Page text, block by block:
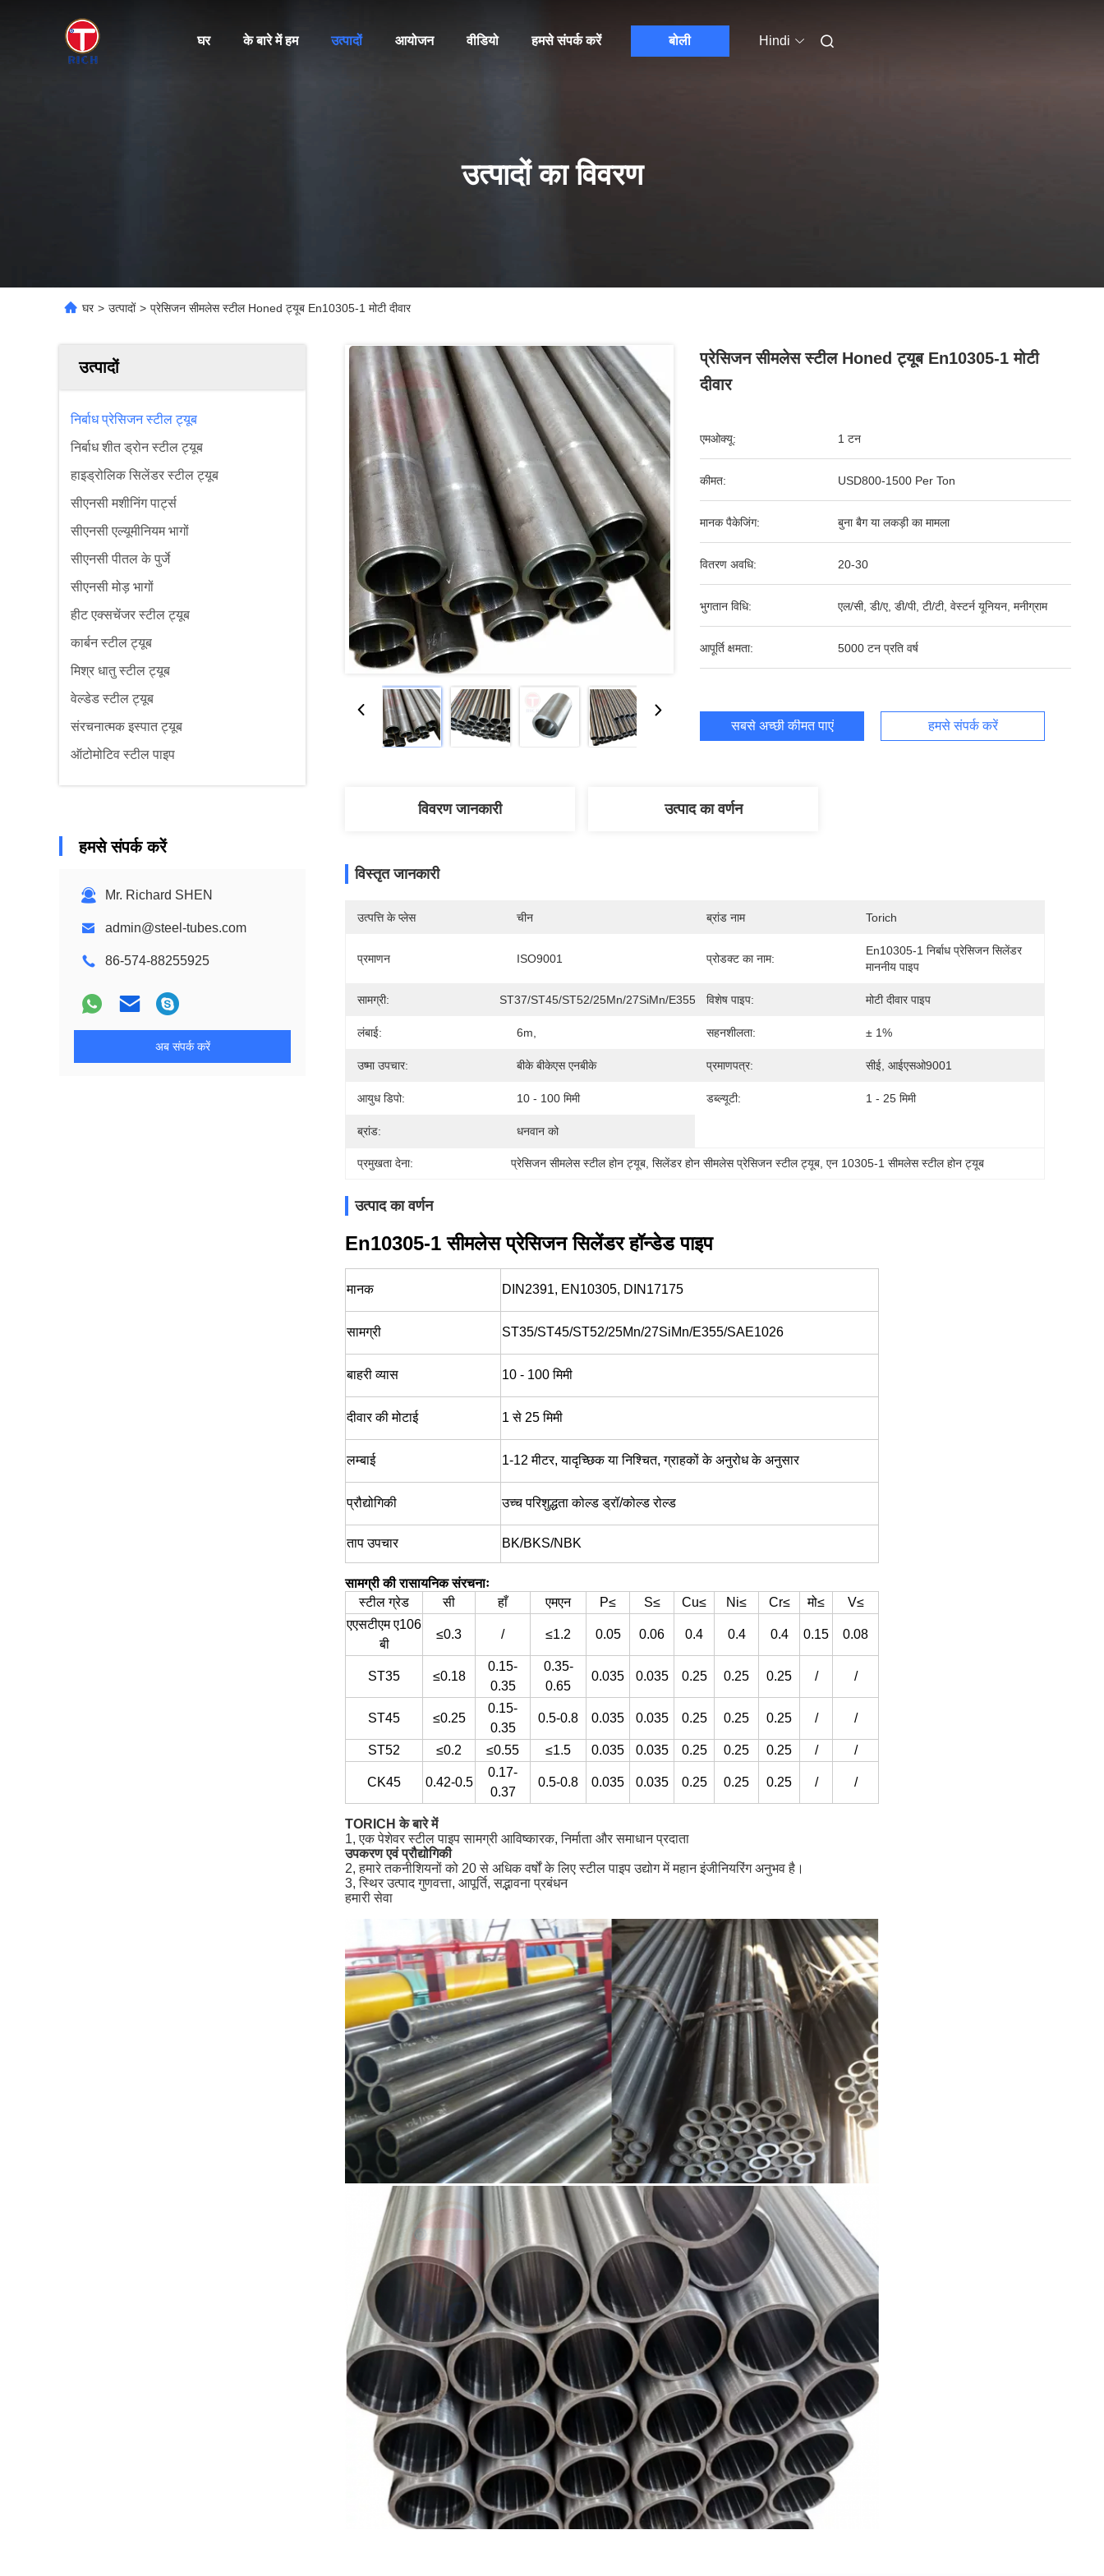
घर के बारे में हम उत्पादों आयोजन वीडियो हमसे संपर्क करें बोली Hindi
उत्पादों का विवरण
घर > उत्पादों > प्रेसिजन सीमलेस स्टील Honed ट्यूब En10305-1 मोटी दीवार
उत्पादों
निर्बाध प्रेसिजन स्टील ट्यूब
निर्बाध शीत ड्रोन स्टील ट्यूब
हाइड्रोलिक सिलेंडर स्टील ट्यूब
सीएनसी मशीनिंग पार्ट्स
सीएनसी एल्यूमीनियम भागों
सीएनसी पीतल के पुर्जे
सीएनसी मोड़ भागों
हीट एक्सचेंजर स्टील ट्यूब
कार्बन स्टील ट्यूब
मिश्र धातु स्टील ट्यूब
वेल्डेड स्टील ट्यूब
संरचनात्मक इस्पात ट्यूब
ऑटोमोटिव स्टील पाइप
हमसे संपर्क करें
Mr. Richard SHEN
admin@steel-tubes.com
86-574-88255925
अब संपर्क करें
प्रेसिजन सीमलेस स्टील Honed ट्यूब En10305-1 मोटी
दीवार
एमओक्यू: 1 टन
कीमत: USD800-1500 Per Ton
मानक पैकेजिंग: बुना बैग या लकड़ी का मामला
वितरण अवधि: 20-30
भुगतान विधि: एल/सी, डी/ए, डी/पी, टी/टी, वेस्टर्न यूनियन, मनीग्राम
आपूर्ति क्षमता: 5000 टन प्रति वर्ष
सबसे अच्छी कीमत पाएं हमसे संपर्क करें
विवरण जानकारी उत्पाद का वर्णन
विस्तृत जानकारी
उत्पत्ति के प्लेस चीन ब्रांड नाम Torich
प्रमाणन ISO9001 प्रोडक्ट का नाम:
En10305-1 निर्बाध प्रेसिजन सिलेंडर
माननीय पाइप
सामग्री: ST37/ST45/ST52/25Mn/27SiMn/E355/SAE1026
विशेष पाइप: मोटी दीवार पाइप
लंबाई: 6m, सहनशीलता: ± 1%
उष्मा उपचार: बीके बीकेएस एनबीके प्रमाणपत्र: सीई, आईएसओ9001
आयुध डिपो: 10 - 100 मिमी डब्ल्यूटी: 1 - 25 मिमी
ब्रांड: धनवान को
प्रमुखता देना: प्रेसिजन सीमलेस स्टील होन ट्यूब , सिलेंडर होन सीमलेस प्रेसिजन स्टील ट्यूब , एन 10305-1 सीमलेस स्टील होन ट्यूब
उत्पाद का वर्णन
En10305-1 सीमलेस प्रेसिजन सिलेंडर हॉन्डेड पाइप
मानक DIN2391, EN10305, DIN17175
सामग्री ST35/ST45/ST52/25Mn/27SiMn/E355/SAE1026
बाहरी व्यास 10 - 100 मिमी
दीवार की मोटाई 1 से 25 मिमी
लम्बाई 1-12 मीटर, यादृच्छिक या निश्चित, ग्राहकों के अनुरोध के अनुसार
प्रौद्योगिकी उच्च परिशुद्धता कोल्ड ड्रॉ/कोल्ड रोल्ड
ताप उपचार BK/BKS/NBK
सामग्री की रासायनिक संरचनाः
स्टील ग्रेड
सी हाँ एमएन P≤ S≤ Cu≤ Ni≤ Cr≤ मो≤
V≤
एएसटीएम ए106
बी
≤0.3 / ≤1.2 0.05 0.06 0.4 0.4 0.4 0.15 0.08
ST35 ≤0.18
0.15-
0.35
0.35-
0.65
0.035 0.035 0.25 0.25 0.25 / /
ST45 ≤0.25
0.15-
0.35
0.5-0.8 0.035 0.035 0.25 0.25 0.25 / /
ST52 ≤0.2 ≤0.55 ≤1.5 0.035 0.035 0.25 0.25 0.25 / /
CK45 0.42-0.5
0.17-
0.37
0.5-0.8 0.035 0.035 0.25 0.25 0.25 / /
TORICH के बारे में
1, एक पेशेवर स्टील पाइप सामग्री आविष्कारक, निर्माता और समाधान प्रदाता
उपकरण एवं प्रौद्योगिकी
2, हमारे तकनीशियनों को 20 से अधिक वर्षों के लिए स्टील पाइप उद्योग में महान इंजीनियरिंग अनुभव है।
3, स्थिर उत्पाद गुणवत्ता, आपूर्ति, सद्भावना प्रबंधन
हमारी सेवा